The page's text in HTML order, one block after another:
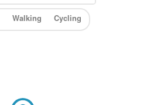
Walking Cycling